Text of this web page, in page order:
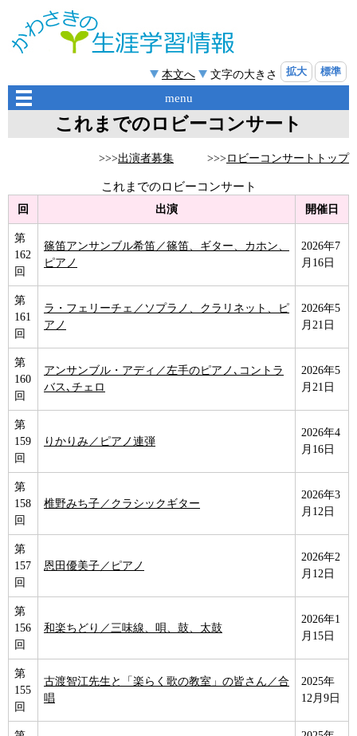
本文へ 文字の大きさ 拡大 標準
menu
これまでのロビーコンサート
>>>出演者募集 >>>ロビーコンサートトップ
これまでのロビーコンサート
回 出演 開催日
第
162
回
篠笛アンサンブル希笛／篠笛、ギター、カホン、
ピアノ
2026年7
月16日
第
161
回
ラ・フェリーチェ／ソプラノ、クラリネット、ピ
アノ
2026年5
月21日
第
160
回
アンサンブル・アディ／左手のピアノ､コントラ
バス､チェロ
2026年5
月21日
第
159
回
りかりみ／ピアノ連弾
2026年4
月16日
第
158
回
椎野みち子／クラシックギター
2026年3
月12日
第
157
回
恩田優美子／ピアノ
2026年2
月12日
第
156
回
和楽ちどり／三味線、唄、鼓、太鼓
2026年1
月15日
第
155
回
古渡智江先生と「楽らく歌の教室」の皆さん／合
唱
2025年
12月9日